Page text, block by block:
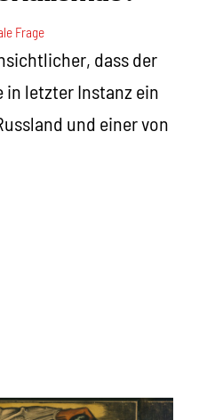
Frage
dass der
in letzter Instanz ein
und einer von